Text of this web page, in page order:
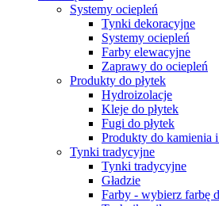
Systemy ociepleń
Tynki dekoracyjne
Systemy ociepleń
Farby elewacyjne
Zaprawy do ociepleń
Produkty do płytek
Hydroizolacje
Kleje do płytek
Fugi do płytek
Produkty do kamienia
Tynki tradycyjne
Tynki tradycyjne
Gładzie
Farby - wybierz farbę